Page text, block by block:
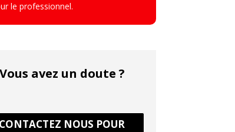
le professionnel.
Vous avez un doute ?
CONTACTEZ NOUS POUR